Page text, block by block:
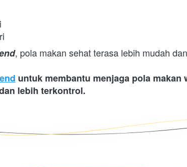
, pola makan sehat terasa lebih mudah
untuk membantu menjaga pola makan
lebih terkontrol.